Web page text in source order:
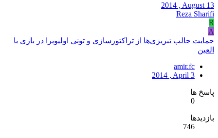
2014 , August 13
Reza Sharifi
R
A
حمایت جالب تبریزی‌ها از تراکتورسازی و تونی اولیویرا در بازی با
العین
amir.fc
2014 , April 3
پاسخ ها
0
بازدیدها
746